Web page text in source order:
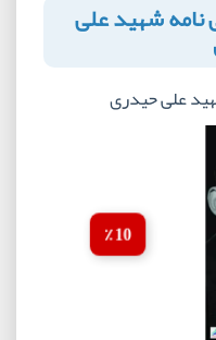
نامه شهید علی
علی حیدری
10 ٪